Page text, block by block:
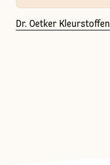
Dr. Oetker Kleurstoffen